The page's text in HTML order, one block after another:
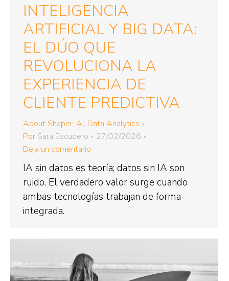
INTELIGENCIA
ARTIFICIAL Y BIG DATA:
EL DÚO QUE
REVOLUCIONA LA
EXPERIENCIA DE
CLIENTE PREDICTIVA
About Shaper, AI, Data Analytics
Por Sara Escudero
27/02/2026
Deja un comentario
IA sin datos es teoría; datos sin IA son
ruido. El verdadero valor surge cuando
ambas tecnologías trabajan de forma
integrada.